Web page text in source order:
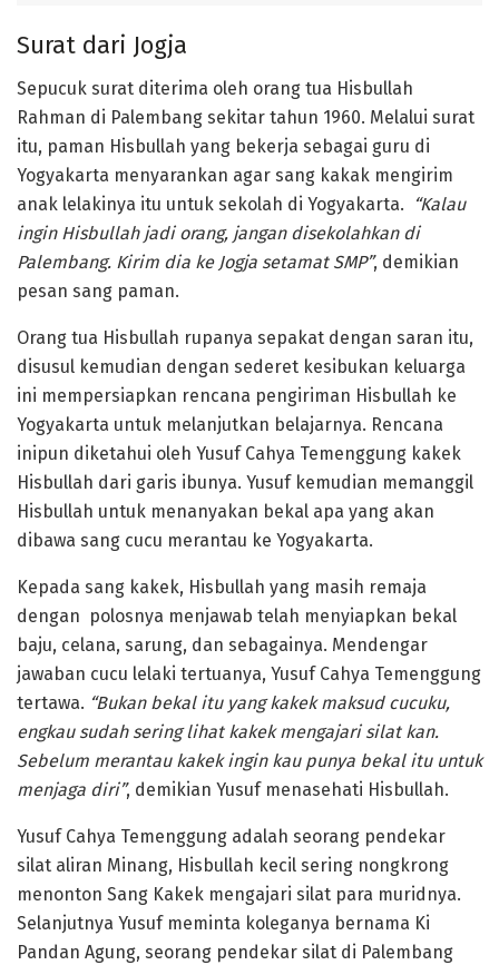
Surat dari Jogja
Sepucuk surat diterima oleh orang tua Hisbullah
Rahman di Palembang sekitar tahun 1960. Melalui surat
itu, paman Hisbullah yang bekerja sebagai guru di
Yogyakarta menyarankan agar sang kakak mengirim
anak lelakinya itu untuk sekolah di Yogyakarta.
“Kalau
ingin Hisbullah jadi orang, jangan disekolahkan di
Palembang. Kirim dia ke Jogja setamat SMP”, demikian
pesan sang paman.
Orang tua Hisbullah rupanya sepakat dengan saran itu,
disusul kemudian dengan sederet kesibukan keluarga
ini mempersiapkan rencana pengiriman Hisbullah ke
Yogyakarta untuk melanjutkan belajarnya. Rencana
inipun diketahui oleh Yusuf Cahya Temenggung kakek
Hisbullah dari garis ibunya. Yusuf kemudian memanggil
Hisbullah untuk menanyakan bekal apa yang akan
dibawa sang cucu merantau ke Yogyakarta.
Kepada sang kakek, Hisbullah yang masih remaja
dengan polosnya menjawab telah menyiapkan bekal
baju, celana, sarung, dan sebagainya. Mendengar
jawaban cucu lelaki tertuanya, Yusuf Cahya Temenggung
tertawa. “Bukan bekal itu yang kakek maksud cucuku,
engkau sudah sering lihat kakek mengajari silat kan.
Sebelum merantau kakek ingin kau punya bekal itu untuk
menjaga diri”, demikian Yusuf menasehati Hisbullah.
Yusuf Cahya Temenggung adalah seorang pendekar
silat aliran Minang, Hisbullah kecil sering nongkrong
menonton Sang Kakek mengajari silat para muridnya.
Selanjutnya Yusuf meminta koleganya bernama Ki
Pandan Agung, seorang pendekar silat di Palembang